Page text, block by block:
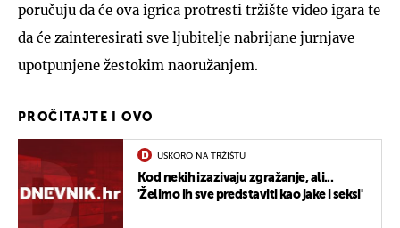
poručuju da će ova igrica protresti tržište video igara te
da će zainteresirati sve ljubitelje nabrijane jurnjave
upotpunjene žestokim naoružanjem.
PROČITAJTE I OVO
USKORO NA TRŽIŠTU
Kod nekih izazivaju zgražanje, ali...
'Želimo ih sve predstaviti kao jake i seksi'